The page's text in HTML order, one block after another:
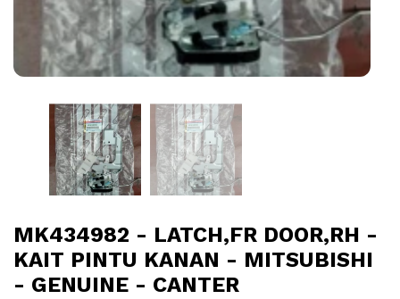
MK434982 - LATCH,FR DOOR,RH -
KAIT PINTU KANAN - MITSUBISHI
- GENUINE - CANTER